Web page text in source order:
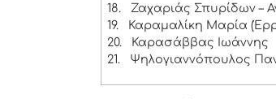
18.
Ζαχαριάς Σπυρίδων –
19.
Καραμαλίκη Μαρία
20.
Καρασάββας Ιωάννης
21.
Ψηλογιαννόπουλος